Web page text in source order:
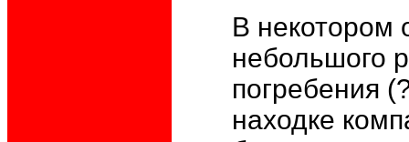
В некотором
небольшого
погребения
находке